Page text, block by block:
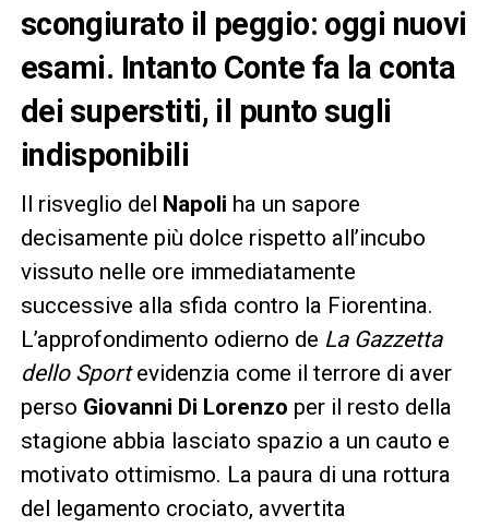
scongiurato il peggio: oggi nuovi
esami. Intanto Conte fa la conta
dei superstiti, il punto sugli
indisponibili
Il risveglio del Napoli ha un sapore
decisamente più dolce rispetto all’incubo
vissuto nelle ore immediatamente
successive alla sfida contro la Fiorentina.
L’approfondimento odierno de La Gazzetta
dello Sportevidenzia come il terrore di aver
perso Giovanni Di Lorenzo per il resto della
stagione abbia lasciato spazio a un cauto e
motivato ottimismo. La paura di una rottura
del legamento crociato, avvertita